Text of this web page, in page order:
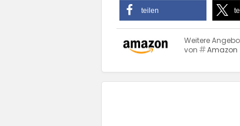
teilen
Weitere
von
Amazon